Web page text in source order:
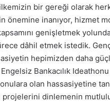
bir gereği olarak
önemine inanıyor, hizmet
genişletmek
dâhil etmek istedik.
hepimizden daha
Bankacılık
olan hassasiyetine
projelerini dinlemenin